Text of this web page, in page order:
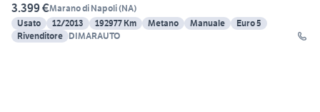
3.399 €Marano di Napoli(NA)
Usato
12/2013 192977 Km Metano Manuale
Euro 5
Rivenditore DIMARAUTO